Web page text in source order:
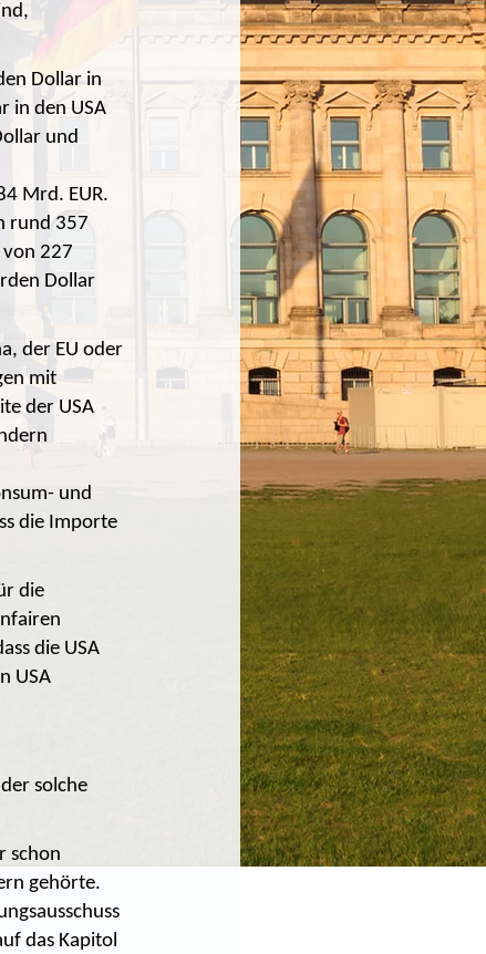
Dollar in
in den USA
und
Mrd. EUR.
rund 357
von 227
Dollar
der EU oder
mit
der USA
und
die Importe
die
die USA
USA
solche
schon
gehörte.
das Kapitol